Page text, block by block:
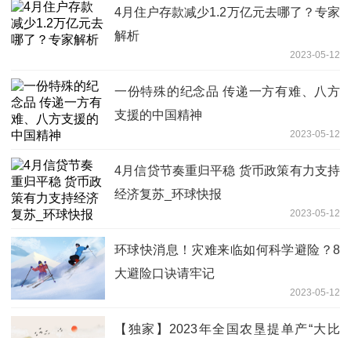
4月住户存款减少1.2万亿元去哪了？专家
解析
2023-05-12
一份特殊的纪念品 传递一方有难、八方
支援的中国精神
2023-05-12
4月信贷节奏重归平稳 货币政策有力支持
经济复苏_环球快报
2023-05-12
环球快消息！灾难来临如何科学避险？8
大避险口诀请牢记
2023-05-12
【独家】2023年全国农垦提单产“大比